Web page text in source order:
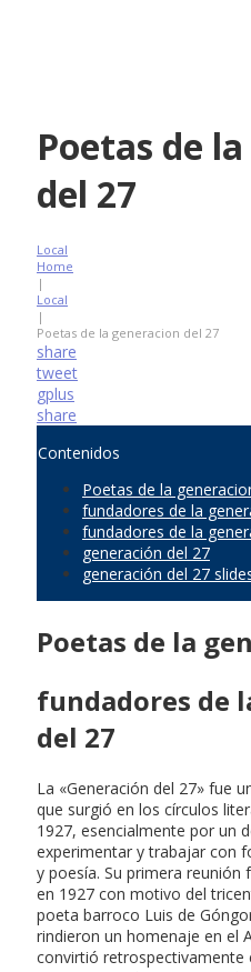
Poetas de
del 27
Local
Home
|
Local
|
Poetas de la generacion del 27
share
tweet
gplus
share
Contenidos
Poetas de la
fundadores de la
fundadores de la
generación del 27
generación del 27
Poetas de la
fundadores de
del 27
La «Generación del 27» fue
que surgió en los círculos
1927, esencialmente por un
experimentar y trabajar con
y poesía. Su primera reunión
en 1927 con motivo del
poeta barroco Luis de
rindieron un homenaje en el
convirtió retrospectivamente